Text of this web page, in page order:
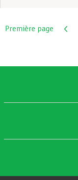
Première page